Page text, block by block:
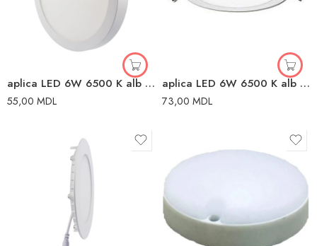
aplica LED 6W 6500 K alb alb
55,00 MDL
aplica LED 6W 6500 K alb alb
73,00 MDL